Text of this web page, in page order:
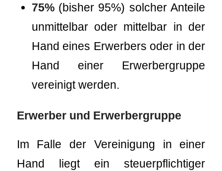
75%(bisher 95%) solcher Anteile
unmittelbar oder mittelbar in der
Hand eines Erwerbers oder in der
Hand einer Erwerbergruppe
vereinigt werden.
Erwerber und Erwerbergruppe
Im Falle der Vereinigung in einer
Hand liegt ein steuerpflichtiger